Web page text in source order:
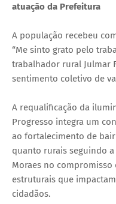
atuação da Prefeitura
A população recebeu
“Me sinto grato pelo
trabalhador rural Julmar
sentimento coletivo de
A requalificação da
Progresso integra um
ao fortalecimento de
quanto rurais seguindo
Moraes no
estruturais que
cidadãos.